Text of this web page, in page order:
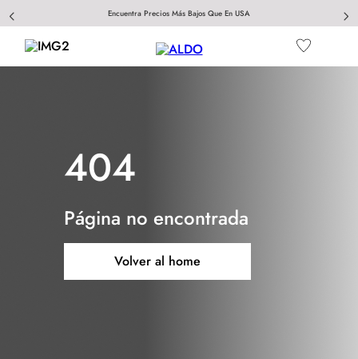
Encuentra Precios Más Bajos Que En USA
404
Página no encontrada
Volver al home